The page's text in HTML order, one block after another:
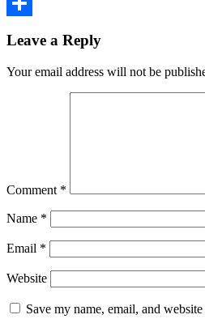
Print
Leave a Reply
Your email address will not be
Comment *
Name *
Email *
Website
Save my name, email, and